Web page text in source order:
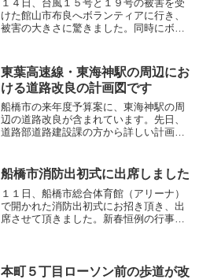
１４日、台風１５号と１９号の被害を受
けた館山市布良へボランティアに行き、
被害の大きさに驚きました。同時にボラ
台風１５号被災者支援房総半島ボランテ
ィアセンター」を訪れた際...
東葉高速線・東海神駅の周辺にお
ける道路改良の計画図です
船橋市の来年度予算案に、東海神駅の周
辺の道路改良が含まれています。先日、
道路部道路建設課の方から詳しい計画図
より高いところに敷地がありますが、こ
こを通れるようにするとの...
船橋市消防出初式に出席しました
１１日、船橋市総合体育館（アリーナ）
で開かれた消防出初式にお招き頂き、出
席させて頂きました。新春恒例の行事と
が昨年の連続台風に言及さ...
本町５丁目ローソン前の歩道が改